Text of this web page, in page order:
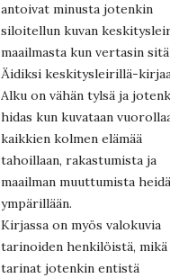
antoivat minusta jotenkin
siloitellun kuvan
maailmasta kun vertasin sitä
Äidiksi keskitysleirillä-
Alku on vähän tylsä ja
hidas kun kuvataan
kaikkien kolmen elämää
tahoillaan, rakastumista ja
maailman muuttumista
ympärillään.
Kirjassa on myös valokuvia
tarinoiden henkilöistä,
tarinat jotenkin entistä